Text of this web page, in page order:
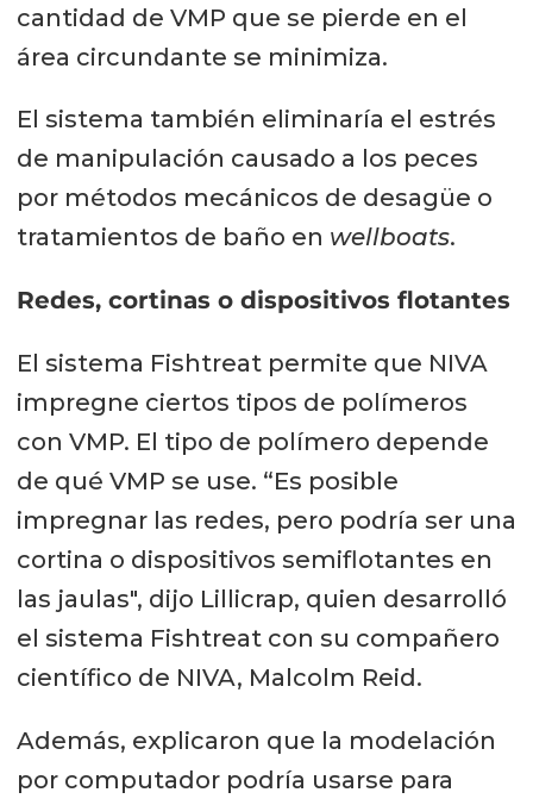
cantidad de VMP que se pierde en el
área circundante se minimiza.
El sistema también eliminaría el estrés
de manipulación causado a los peces
por métodos mecánicos de desagüe o
tratamientos de baño en wellboats.
Redes, cortinas o dispositivos flotantes
El sistema Fishtreat permite que NIVA
impregne ciertos tipos de polímeros
con VMP. El tipo de polímero depende
de qué VMP se use. “Es posible
impregnar las redes, pero podría ser una
cortina o dispositivos semiflotantes en
las jaulas", dijo Lillicrap, quien desarrolló
el sistema Fishtreat con su compañero
científico de NIVA, Malcolm Reid.
Además, explicaron que la modelación
por computador podría usarse para